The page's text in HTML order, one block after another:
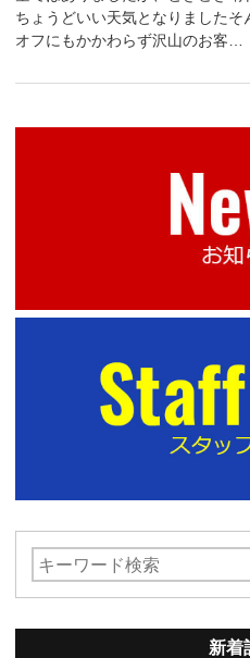
ちょうどいい天気となりました
オフにもかかわらず沢山のお客…
新着